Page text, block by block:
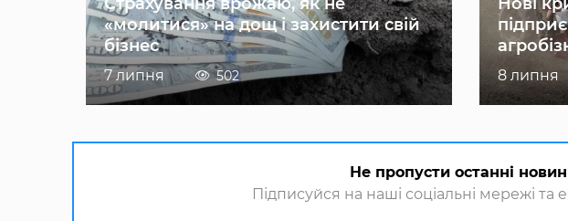
«молитися» на дощ і захистити свій
бізнес
7 липня 502 8 липня
Не пропусти останні
Підписуйся на наші соціальні мережі та